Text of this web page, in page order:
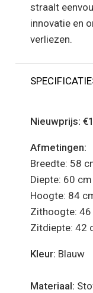
straalt
innovatie en
verliezen.
Nieuwprijs:
Afmetingen:
Breedte: 58
Diepte: 60 cm
Hoogte: 84
Zithoogte: 46
Zitdiepte: 42
Kleur: Blauw
Materiaal: